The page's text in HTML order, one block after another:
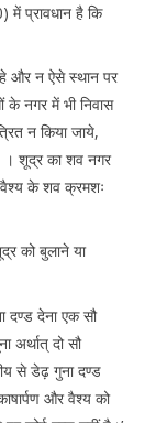
प्रावधान है कि
और न ऐसे स्थान पर
के नगर में भी निवास
न किया जाये,
है । शूद्र का शव नगर
वैश्य के शव क्रमशः
को बुलाने या
दण्ड देना एक सौ
अर्थात् दो सौ
से डेढ़ गुना दण्ड
और वैश्य को